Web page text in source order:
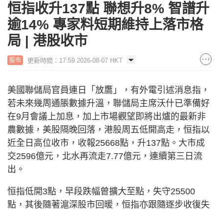
恒指收升137點 聯想升8% 智譜升
逾14% 專家料短期維持上落市格
局 | 港股收市
股市 更新時間：17:59 2026-08-07 HKT
美國聯儲局官員連日「放鷹」，有外電引述消息指，
若未來幾周通脹數據升溫，聯儲局主席沃什已準備好
在9月會議上加息，加上市場觀望即將出爐的最新非
農數據，美股隔晚回落，港股周五低開高走，恒指以
近全日高位收市，收報25668點，升137點。大市成
交2596億元，北水再流走7.77億元，連續第三日流
出。
恒指低開3點，早段跌幅曾擴大至點，失守25500
點，其後隨著滬深股市回暖，恒指亦跟隨逐步收復失